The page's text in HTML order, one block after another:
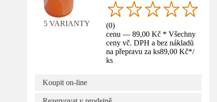
5 VARIANTY (0)
cenu — 89,00 Kč * Všechny
ceny vč. DPH a bez nákladů
na přepravu za ks89,00 Kč*/
ks
Koupit on-line